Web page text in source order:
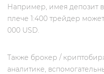
Например, имея депозит
плече 1:400 трейдер
000 USD.
Также брокер /
аналитике,